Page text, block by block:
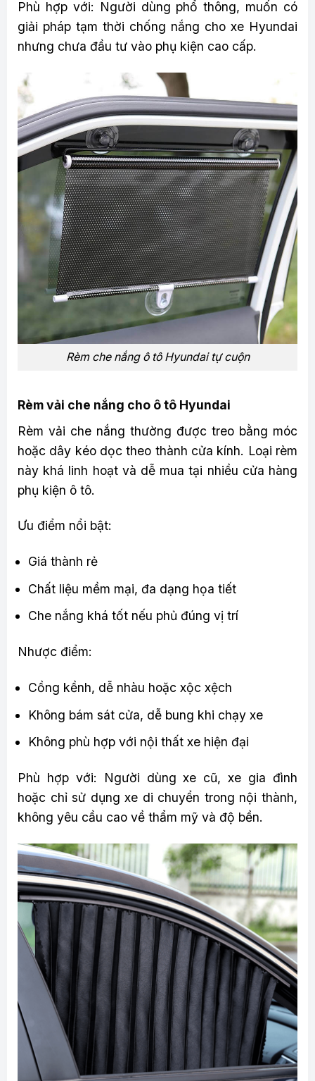
Phù hợp với: Người dùng phổ thông, muốn có
giải pháp tạm thời chống nắng cho xe Hyundai
nhưng chưa đầu tư vào phụ kiện cao cấp.
Rèm che nắng ô tô Hyundai tự cuộn
Rèm vải che nắng cho ô tô Hyundai
Rèm vải che nắng thường được treo bằng móc
hoặc dây kéo dọc theo thành cửa kính. Loại rèm
này khá linh hoạt và dễ mua tại nhiều cửa hàng
phụ kiện ô tô.
Ưu điểm nổi bật:
Giá thành rẻ
Chất liệu mềm mại, đa dạng họa tiết
Che nắng khá tốt nếu phủ đúng vị trí
Nhược điểm:
Cồng kềnh, dễ nhàu hoặc xộc xệch
Không bám sát cửa, dễ bung khi chạy xe
Không phù hợp với nội thất xe hiện đại
Phù hợp với: Người dùng xe cũ, xe gia đình
hoặc chỉ sử dụng xe di chuyển trong nội thành,
không yêu cầu cao về thẩm mỹ và độ bền.